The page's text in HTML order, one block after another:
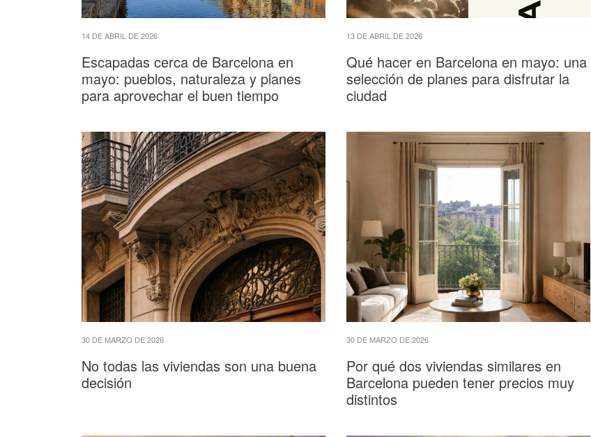
14 DE ABRIL DE 2026
Escapadas cerca de Barcelona en
mayo: pueblos, naturaleza y planes
para aprovechar el buen tiempo
13 DE ABRIL DE 2026
Qué hacer en Barcelona en mayo: una
selección de planes para disfrutar la
ciudad
30 DE MARZO DE 2026
No todas las viviendas son una buena
decisión
30 DE MARZO DE 2026
Por qué dos viviendas similares en
Barcelona pueden tener precios muy
distintos